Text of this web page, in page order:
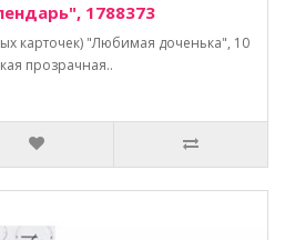
1788373
карточек) "Любимая доченька", 10
прозрачная..